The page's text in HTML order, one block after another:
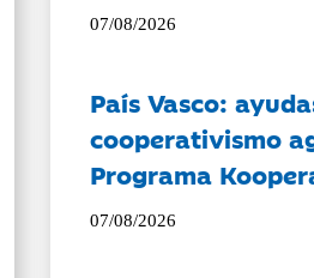
07/08/2026
País Vasco:
cooperativismo
Programa
07/08/2026